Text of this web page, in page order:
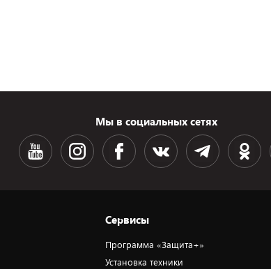
Мы в социальных сетях
Сервисы
Программа «Защита+»
Установка техники